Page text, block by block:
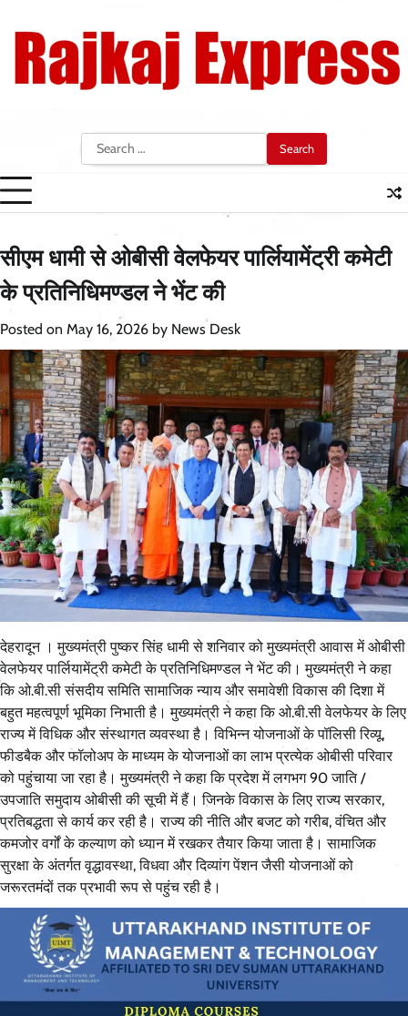
content
Search
for:
सीएम धामी से ओबीसी वेलफेयर पार्लियामेंट्री कमेटी
के प्रतिनिधिमण्डल ने भेंट की
Posted on May 16, 2026 by News Desk
देहरादून । मुख्यमंत्री पुष्कर सिंह धामी से शनिवार को मुख्यमंत्री आवास में ओबीसी
वेलफेयर पार्लियामेंट्री कमेटी के प्रतिनिधिमण्डल ने भेंट की। मुख्यमंत्री ने कहा
कि ओ.बी.सी संसदीय समिति सामाजिक न्याय और समावेशी विकास की दिशा में
बहुत महत्वपूर्ण भूमिका निभाती है। मुख्यमंत्री ने कहा कि ओ.बी.सी वेलफेयर के लिए
राज्य में विधिक और संस्थागत व्यवस्था है। विभिन्न योजनाओं के पॉलिसी रिव्यू,
फीडबैक और फॉलोअप के माध्यम के योजनाओं का लाभ प्रत्येक ओबीसी परिवार
को पहुंचाया जा रहा है। मुख्यमंत्री ने कहा कि प्रदेश में लगभग 90 जाति /
उपजाति समुदाय ओबीसी की सूची में हैं। जिनके विकास के लिए राज्य सरकार,
प्रतिबद्धता से कार्य कर रही है। राज्य की नीति और बजट को गरीब, वंचित और
कमजोर वर्गों के कल्याण को ध्यान में रखकर तैयार किया जाता है। सामाजिक
सुरक्षा के अंतर्गत वृद्धावस्था, विधवा और दिव्यांग पेंशन जैसी योजनाओं को
जरूरतमंदों तक प्रभावी रूप से पहुंच रही है।